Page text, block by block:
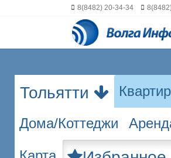
8(8482) 20-34-34
Тольятти
Дома/Коттеджи